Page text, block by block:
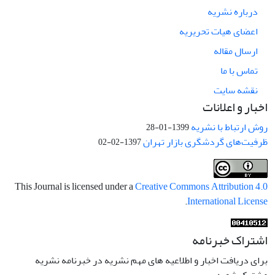
درباره نشریه
اعضای هیات تحریریه
ارسال مقاله
تماس با ما
نقشه سایت
اخبار و اعلانات
روش ارتباط با نشریه1399-01-28
ظرفیت‌های گردشگری بازار تهران1397-02-02
This Journal is licensed under aCreative Commons Attribution 4.0
International License
.
اشتراک خبرنامه
برای دریافت اخبار و اطلاعیه های مهم نشریه در خبرنامه نشریه